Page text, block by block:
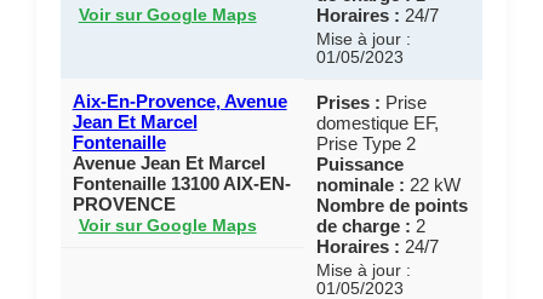
Voir sur Google Maps
Horaires : 24/7
Mise à jour :
01/05/2023
Aix-En-Provence, Avenue
Jean Et Marcel
Fontenaille
Avenue Jean Et Marcel
Fontenaille 13100 AIX-EN-
PROVENCE
Voir sur Google Maps
Prises : Prise
domestique EF,
Prise Type 2
Puissance
nominale : 22 kW
Nombre de points
de charge : 2
Horaires : 24/7
Mise à jour :
01/05/2023